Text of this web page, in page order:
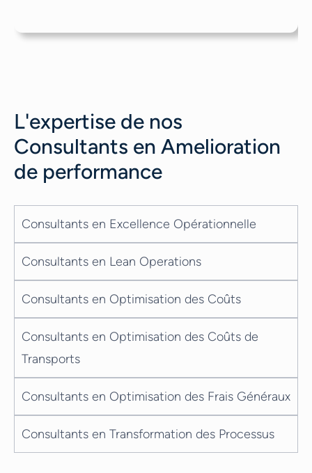
fonctionnent ensemble. La matrice RACI
responsable, qui doit...
L'expertise de nos
Consultants en Amelioration
de performance
Consultants en Excellence Opérationnelle
Consultants en Lean Operations
Consultants en Optimisation des Coûts
Consultants en Optimisation des Coûts de
Transports
Consultants en Optimisation des Frais Généraux
Consultants en Transformation des Processus